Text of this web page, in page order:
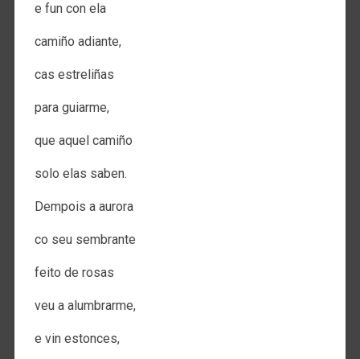
e fun con ela
camiño adiante,
cas estreliñas
para guiarme,
que aquel camiño
solo elas saben.
Dempois a aurora
co seu sembrante
feito de rosas
veu a alumbrarme,
e vin estonces,